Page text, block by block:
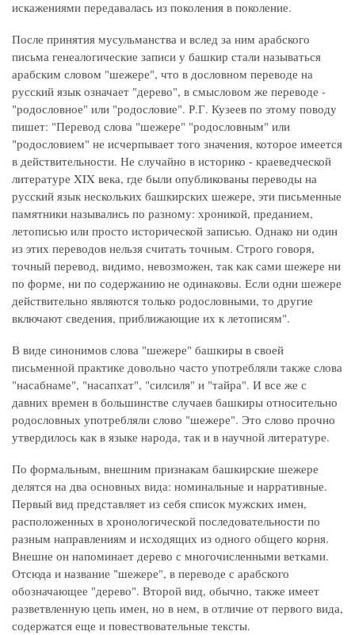
искажениями передавалась из поколения в поколение.
После принятия мусульманства и вслед за ним арабского
письма генеалогические записи у башкир стали называться
арабским словом "шежере", что в дословном переводе на
русский язык означает "дерево", в смысловом же переводе -
"родословное" или "родословие". Р.Г. Кузеев по этому поводу
пишет: "Перевод слова "шежере" "родословным" или
"родословием" не исчерпывает того значения, которое имеется
в действительности. Не случайно в историко - краеведческой
литературе XIX века, где были опубликованы переводы на
русский язык нескольких башкирских шежере, эти письменные
памятники назывались по разному: хроникой, преданием,
летописью или просто исторической записью. Однако ни один
из этих переводов нельзя считать точным. Строго говоря,
точный перевод, видимо, невозможен, так как сами шежере ни
по форме, ни по содержанию не одинаковы. Если одни шежере
действительно являются только родословными, то другие
включают сведения, приближающие их к летописям".
В виде синонимов слова "шежере" башкиры в своей
письменной практике довольно часто употребляли также слова
"насабнаме", "насапхат", "силсиля" и "тайра". И все же с
давних времен в большинстве случаев башкиры относительно
родословных употребляли слово "шежере". Это слово прочно
утвердилось как в языке народа, так и в научной литературе.
По формальным, внешним признакам башкирские шежере
делятся на два основных вида: номинальные и нарративные.
Первый вид представляет из себя список мужских имен,
расположенных в хронологической последовательности по
разным направлениям и исходящих из одного общего корня.
Внешне он напоминает дерево с многочисленными ветками.
Отсюда и название "шежере", в переводе с арабского
обозначающее "дерево". Второй вид, обычно, также имеет
разветвленную цепь имен, но в нем, в отличие от первого вида,
содержатся еще и повествовательные тексты.